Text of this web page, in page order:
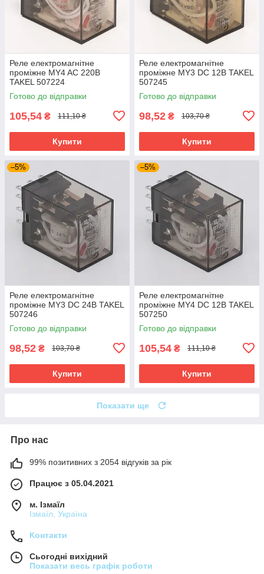
Реле електромагнітне
проміжне MY4 AC 220В
TAKEL 507224
Готово до відправки
105,54 ₴ 111,10 ₴
Купити
Реле електромагнітне
проміжне MY3 DC 12В TAKEL
507245
Готово до відправки
98,52 ₴ 103,70 ₴
Купити
–5%
Реле електромагнітне
проміжне MY3 DC 24В TAKEL
507246
Готово до відправки
98,52 ₴ 103,70 ₴
Купити
–5%
Реле електромагнітне
проміжне MY4 DC 12В TAKEL
507250
Готово до відправки
105,54 ₴ 111,10 ₴
Купити
Показати ще
Про нас
99% позитивних з 2054 відгуків за рік
Працює з 05.04.2021
м. Ізмаїл
Ізмаїл, Україна
Контакти
Сьогодні вихідний
Показати весь графік роботи